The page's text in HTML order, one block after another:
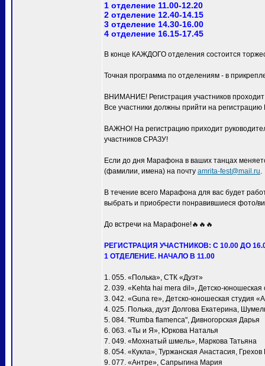
1 отделение 11.00-12.20
2 отделение 12.40-14.15
3 отделение 14.30-16.00
4 отделение 16.15-17.45
В конце КАЖДОГО отделения состоится
Точная программа по отделениям - в
ВНИМАНИЕ! Регистрация участников
Все участники должны прийти на
ВАЖНО! На регистрацию приходит
участников СРАЗУ!
Если до дня Марафона в ваших танцах
(фамилии, имена) на почту amrita-fest@mail.ru.
В течение всего Марафона для вас будет
выбрать и приобрести понравившиеся фото/
До встречи на Марафоне!🔥🔥🔥
РЕГИСТРАЦИЯ УЧАСТНИКОВ: С 10.00 ДО
1 ОТДЕЛЕНИЕ. НАЧАЛО В 11.00
1. 055. «Полька», СТК «Дуэт»
2. 039. «Kehta hai mera dil», Детско-юношеская
3. 042. «Guna re», Детско-юношеская студия
4. 025. Полька, дуэт Долгова Екатерина,
5. 084. "Rumba flamenca", Дивногорская Дарья
6. 063. «Ты и Я», Юркова Наталья
7. 049. «Мохнатый шмель», Маркова Татьяна
8. 054. «Кукла», Туржанская Анастасия, Грехов
9. 077. «Антре», Сапрыгина Мария